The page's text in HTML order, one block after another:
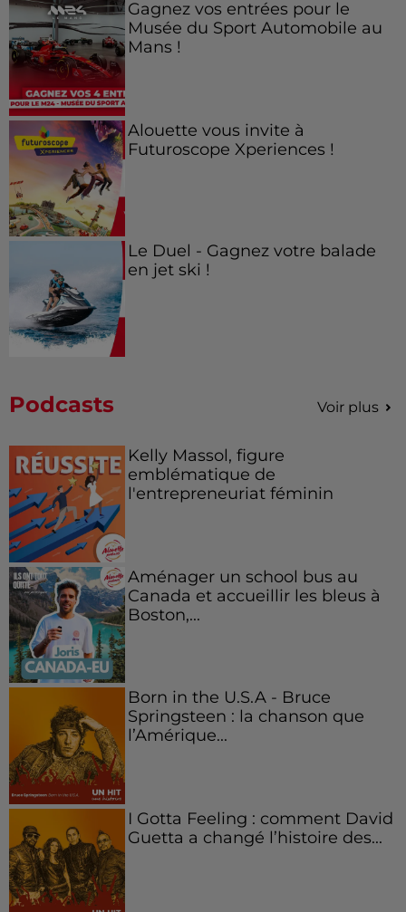
Gagnez vos entrées pour le
Musée du Sport Automobile au
Mans !
Alouette vous invite à
Futuroscope Xperiences !
Le Duel - Gagnez votre balade
en jet ski !
Podcasts Voir plus
Kelly Massol, figure
emblématique de
l'entrepreneuriat féminin
Aménager un school bus au
Canada et accueillir les bleus à
Boston,...
Born in the U.S.A - Bruce
Springsteen : la chanson que
l’Amérique...
I Gotta Feeling : comment David
Guetta a changé l’histoire des...